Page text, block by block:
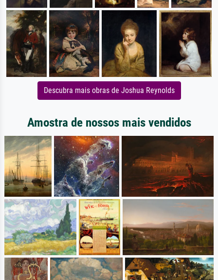
Descubra mais obras de Joshua Reynolds
Amostra de nossos mais vendidos